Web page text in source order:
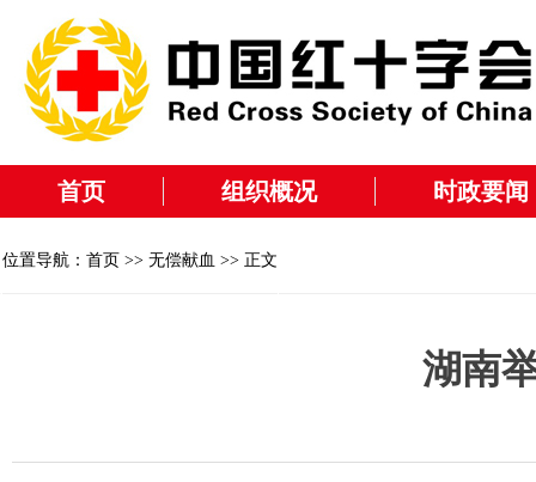
首页 组织概况 时政要闻
位置导航： 首页 >> 无偿献血 >> 正文
湖南